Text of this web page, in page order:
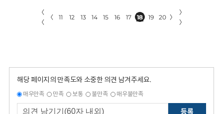
〈
〈
〈 11 12 13 14 15 16 17 18 19 20 〉
〉
〉
해당 페이지의 만족도와 소중한 의견 남겨주세요.
매우만족 만족 보통 불만족 매우불만족
등록